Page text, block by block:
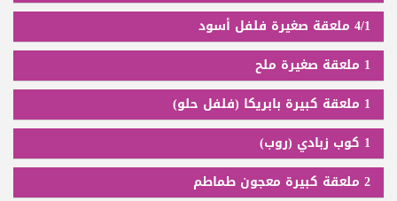
4/1 ملعقة صغيرة فلفل أسود
1 ملعقة صغيرة ملح
1 ملعقة كبيرة بابريكا (فلفل حلو)
1 كوب زبادي (روب)
2 ملعقة كبيرة معجون طماطم